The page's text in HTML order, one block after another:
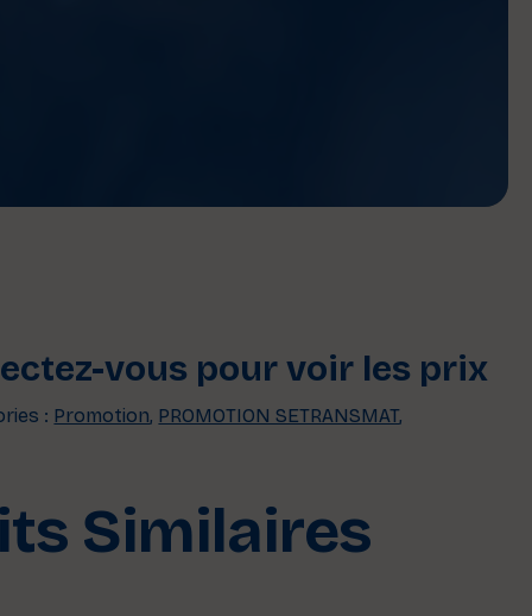
vous pour voir les prix
: Promotion, PROMOTION SETRANSMAT,
Similaires